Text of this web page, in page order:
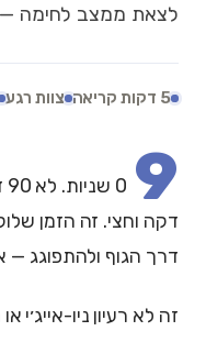
לצאת ממצב לחימה
5 דקות קריאה צוות רגע
9
דקה וחצי. זה הזמן
דרך הגוף ולהתפוגג —
זה לא רעיון ניו-